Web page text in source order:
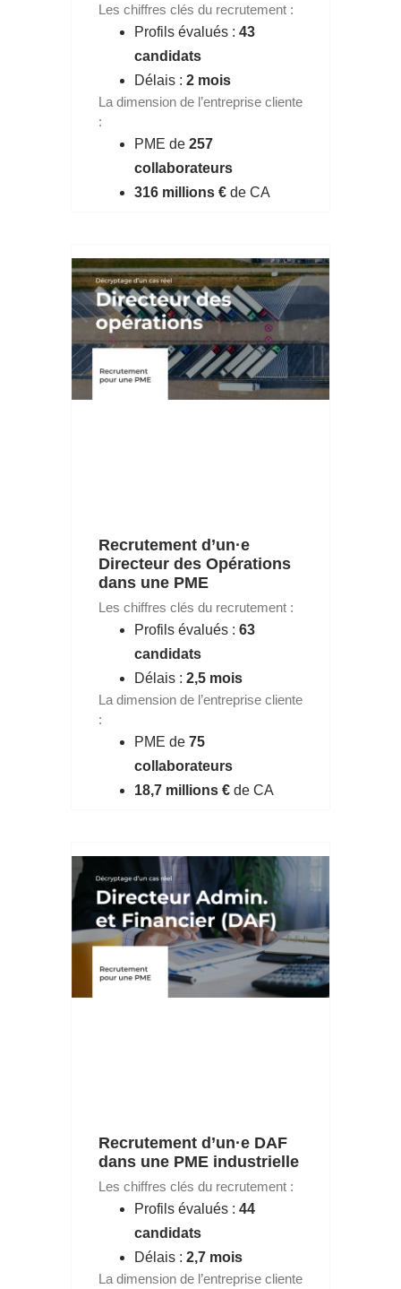
Les chiffres clés du recrutement :
Profils évalués : 43
candidats
Délais : 2 mois
La dimension de l’entreprise cliente
:
PME de 257
collaborateurs
316 millions € de CA
Recrutement d’un·e
Directeur des Opérations
dans une PME
Les chiffres clés du recrutement :
Profils évalués : 63
candidats
Délais : 2,5 mois
La dimension de l’entreprise cliente
:
PME de 75
collaborateurs
18,7 millions € de CA
Recrutement d’un·e DAF
dans une PME industrielle
Les chiffres clés du recrutement :
Profils évalués : 44
candidats
Délais : 2,7 mois
La dimension de l’entreprise cliente